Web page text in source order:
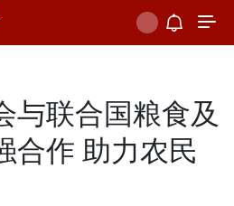
与联合国粮食及
合作 助力农民